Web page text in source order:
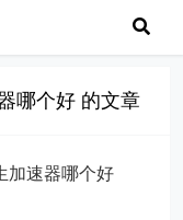
哪个好 的文章
加速器哪个好